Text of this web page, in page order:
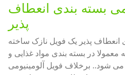
بسته بندی انعطاف
پذیر
انعطاف پذیر یک فویل نازک ساخته
معمولا در بسته بندی مواد غذایی و
می شود.. برخلاف فویل آلومینیومی